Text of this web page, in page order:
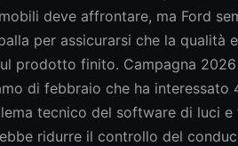
deve affrontare, ma Ford
per assicurarsi che la qualità
prodotto finito. Campagna
di febbraio che ha interessato
tecnico del software di luci e
ridurre il controllo del